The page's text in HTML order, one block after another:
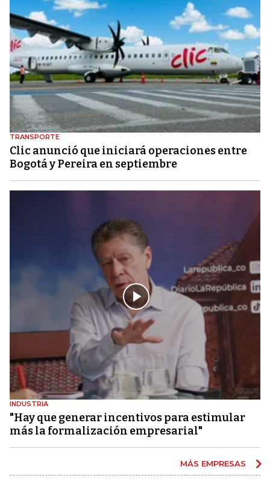
TRANSPORTE
Clic anunció que iniciará operaciones entre
Bogotá y Pereira en septiembre
INDUSTRIA
"Hay que generar incentivos para estimular
más la formalización empresarial"
MÁS EMPRESAS